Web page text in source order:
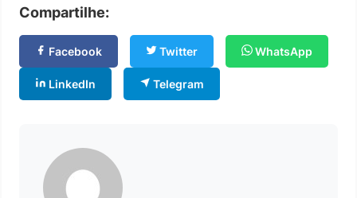
Compartilhe:
Facebook Twitter WhatsApp
LinkedIn Telegram